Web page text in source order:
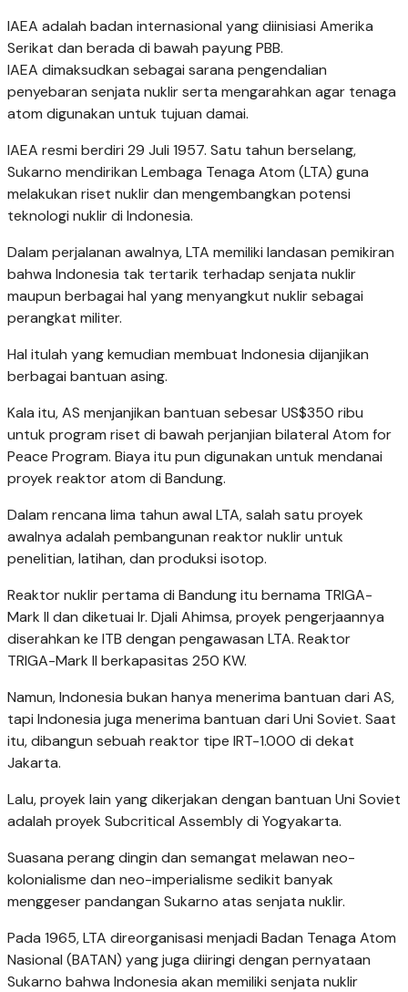
IAEA adalah badan internasional yang diinisiasi Amerika
Serikat dan berada di bawah payung PBB.
IAEA dimaksudkan sebagai sarana pengendalian
penyebaran senjata nuklir serta mengarahkan agar tenaga
atom digunakan untuk tujuan damai.
IAEA resmi berdiri 29 Juli 1957. Satu tahun berselang,
Sukarno mendirikan Lembaga Tenaga Atom (LTA) guna
melakukan riset nuklir dan mengembangkan potensi
teknologi nuklir di Indonesia.
Dalam perjalanan awalnya, LTA memiliki landasan pemikiran
bahwa Indonesia tak tertarik terhadap senjata nuklir
maupun berbagai hal yang menyangkut nuklir sebagai
perangkat militer.
Hal itulah yang kemudian membuat Indonesia dijanjikan
berbagai bantuan asing.
Kala itu, AS menjanjikan bantuan sebesar US$350 ribu
untuk program riset di bawah perjanjian bilateral Atom for
Peace Program. Biaya itu pun digunakan untuk mendanai
proyek reaktor atom di Bandung.
Dalam rencana lima tahun awal LTA, salah satu proyek
awalnya adalah pembangunan reaktor nuklir untuk
penelitian, latihan, dan produksi isotop.
Reaktor nuklir pertama di Bandung itu bernama TRIGA-
Mark II dan diketuai Ir. Djali Ahimsa, proyek pengerjaannya
diserahkan ke ITB dengan pengawasan LTA. Reaktor
TRIGA-Mark II berkapasitas 250 KW.
Namun, Indonesia bukan hanya menerima bantuan dari AS,
tapi Indonesia juga menerima bantuan dari Uni Soviet. Saat
itu, dibangun sebuah reaktor tipe IRT-1.000 di dekat
Jakarta.
Lalu, proyek lain yang dikerjakan dengan bantuan Uni Soviet
adalah proyek Subcritical Assembly di Yogyakarta.
Suasana perang dingin dan semangat melawan neo-
kolonialisme dan neo-imperialisme sedikit banyak
menggeser pandangan Sukarno atas senjata nuklir.
Pada 1965, LTA direorganisasi menjadi Badan Tenaga Atom
Nasional (BATAN) yang juga diiringi dengan pernyataan
Sukarno bahwa Indonesia akan memiliki senjata nuklir